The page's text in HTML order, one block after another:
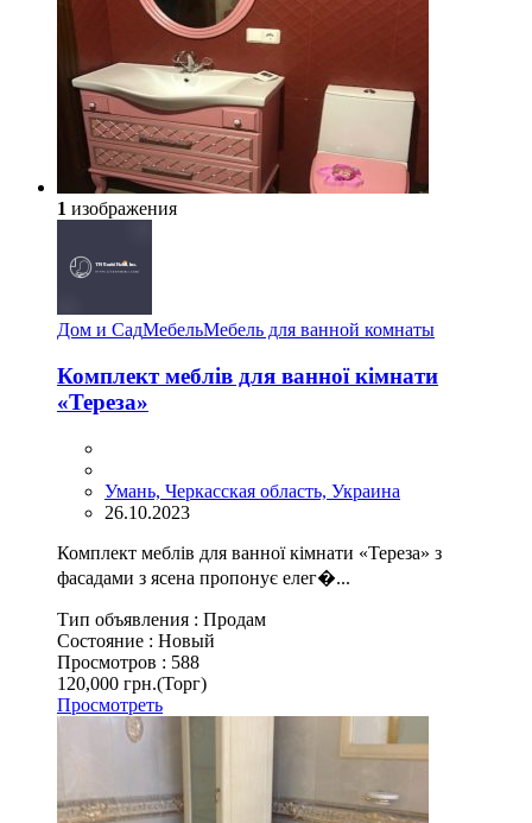
1 изображения
Дом и СадМебельМебель для ванной комнаты
Комплект меблів для ванної кімнати
«Тереза»
Умань, Черкасская область, Украина
26.10.2023
Комплект меблів для ванної кімнати «Тереза» з
фасадами з ясена пропонує елег�...
Тип объявления : Продам
Состояние : Новый
Просмотров : 588
120,000 грн.(Торг)
Просмотреть